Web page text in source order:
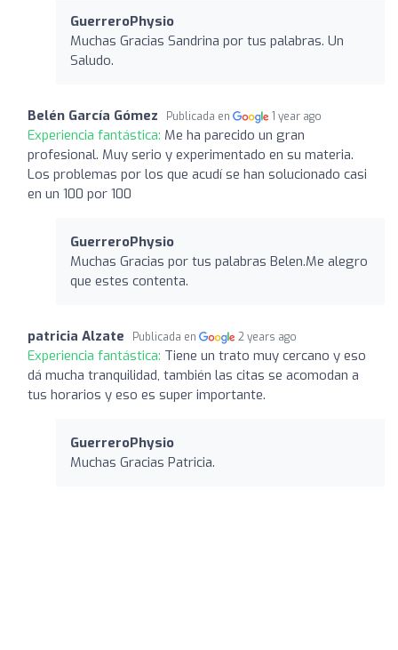
GuerreroPhysio
Muchas Gracias Sandrina por tus palabras. Un
Saludo.
Belén García Gómez Publicada en 1 year ago
Experiencia fantástica: Me ha parecido un gran
profesional. Muy serio y experimentado en su materia.
Los problemas por los que acudí se han solucionado casi
en un 100 por 100
GuerreroPhysio
Muchas Gracias por tus palabras Belen.Me alegro
que estes contenta.
patricia Alzate Publicada en 2 years ago
Experiencia fantástica: Tiene un trato muy cercano y eso
dá mucha tranquilidad, también las citas se acomodan a
tus horarios y eso es super importante.
GuerreroPhysio
Muchas Gracias Patricia.